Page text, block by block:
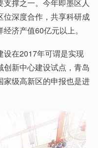
撑之一。今年即墨区人
位深度合作，共享科研成
济产值60亿元以上。
设在2017年可谓是实现
新中心建设试点，青岛
家级高新区的申报也是进